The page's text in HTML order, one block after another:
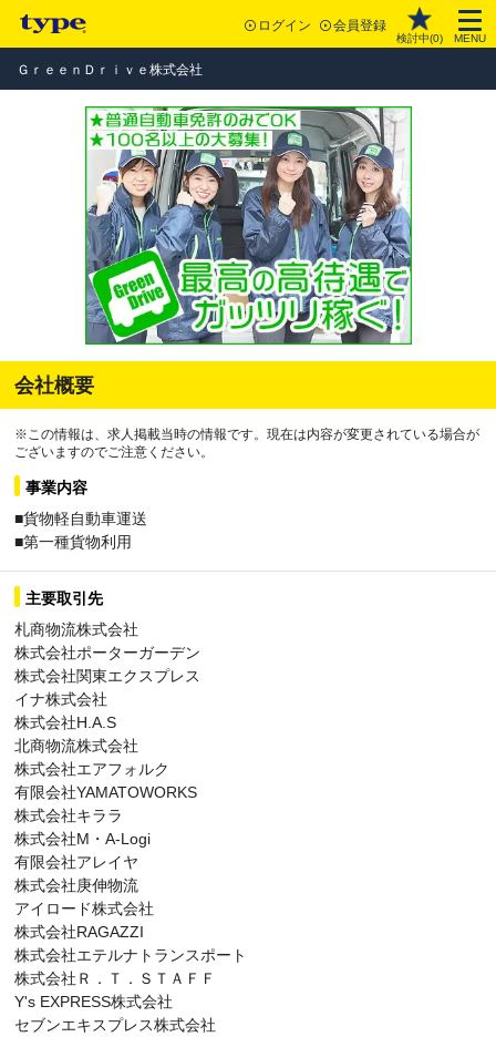
ログイン 会員登録
検討中(0) MENU
ＧｒｅｅｎＤｒｉｖｅ株式会社
会社概要
※この情報は、求人掲載当時の情報です。現在は内容が変更されている場合が
ございますのでご注意ください。
事業内容
■貨物軽自動車運送
■第一種貨物利用
主要取引先
札商物流株式会社
株式会社ポーターガーデン
株式会社関東エクスプレス
イナ株式会社
株式会社H.A.S
北商物流株式会社
株式会社エアフォルク
有限会社YAMATOWORKS
株式会社キララ
株式会社M・A-Logi
有限会社アレイヤ
株式会社庚伸物流
アイロード株式会社
株式会社RAGAZZI
株式会社エテルナトランスポート
株式会社Ｒ．Ｔ．ＳＴＡＦＦ
Y's EXPRESS株式会社
セブンエキスプレス株式会社